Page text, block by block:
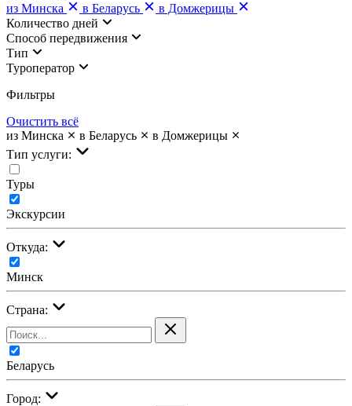
из Минска
в Беларусь
в Домжерицы
Количество дней
Cпособ передвижения
Тип
Туроператор
Фильтры
Очистить всё
из Минска
в Беларусь
в Домжерицы
Тип услуги:
Туры
Экскурсии
Откуда:
Минск
Страна:
Беларусь
Город: